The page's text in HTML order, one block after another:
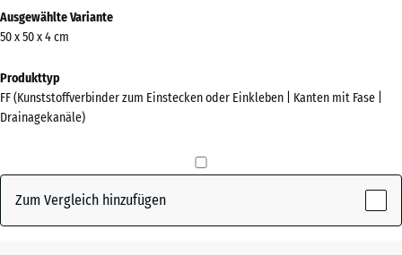
Informationen
zu
Farben?
Farbpalette
(active)
Ausgewählte Variante
50 x 50 x 4 cm
Produkttyp
FF (Kunststoffverbinder zum Einstecken oder Einkleben | Kanten mit Fase |
Drainagekanäle)
Zum Vergleich hinzufügen